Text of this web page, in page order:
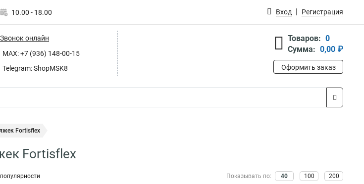
10.00 - 18.00 Вход Регистрация
Звонок онлайн
MAX: +7 (936) 148-00-15
Telegram: ShopMSK8
Товаров: 0
Сумма: 0,00 ₽
Оформить заказ
Fortisflex
Fortisflex
популярности Показывать по: 40 100 200